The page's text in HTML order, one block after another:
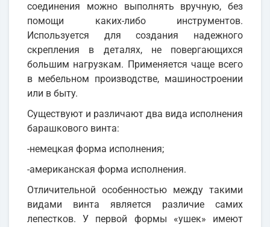
соединения можно выполнять вручную, без
помощи каких-либо инструментов.
Используется для создания надежного
скрепления в деталях, не повергающихся
большим нагрузкам. Применяется чаще всего
в мебельном производстве, машиностроении
или в быту.
Существуют и различают два вида исполнения
барашкового винта:
-немецкая форма исполнения;
-американская форма исполнения.
Отличительной особенностью между такими
видами винта является различие самих
лепестков. У первой формы «ушек» имеют